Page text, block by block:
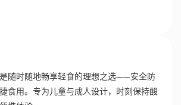
随时随地畅享轻食的理想之选——安全防
食用。专为儿童与成人设计，时刻保持酸